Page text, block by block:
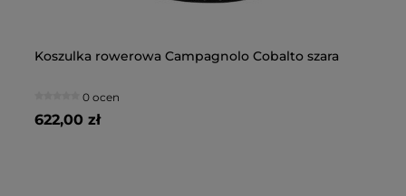
Koszulka rowerowa Campagnolo Cobalto szara
0 ocen
622,00 zł